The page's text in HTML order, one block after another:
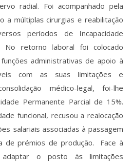
radial. Foi acompanhado pela
a múltiplas cirurgias e reabilitação
períodos de Incapacidade
No retorno laboral foi colocado
administrativas de apoio à
com as suas limitações e
médico-legal, foi-lhe
Permanente Parcial de 15%.
funcional, recusou a realocação
salariais associadas à passagem
de prémios de produção. Face à
o posto às limitações